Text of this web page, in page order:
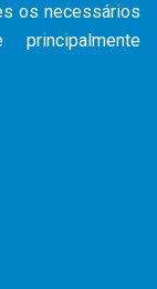
os necessários